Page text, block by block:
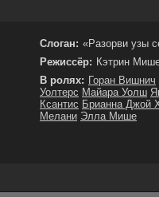
Слоган: «Разорви узы
Режиссёр: Кэтрин
В ролях: Горан Вишнич
Уолтерс Майара Уолш
Ксантис Брианна Джой
Мелани Элла Мише